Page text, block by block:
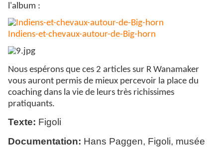
l'album :
Indiens-et-chevaux-autour-de-Big-horn
Nous espérons que ces 2 articles sur R Wanamaker
vous auront permis de mieux percevoir la place du
coaching dans la vie de leurs très richissimes
pratiquants.
Texte: Figoli
Documentation: Hans Paggen, Figoli, musée